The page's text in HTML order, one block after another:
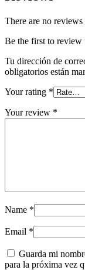
There are no reviews
Be the first to review
Tu dirección de
obligatorios están
Your rating *
Your review *
Name *
Email *
Guarda mi
para la próxima vez